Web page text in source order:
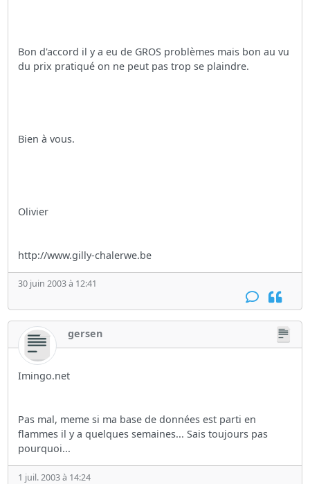
Bon d'accord il y a eu de GROS problèmes mais bon au vu
du prix pratiqué on ne peut pas trop se plaindre.
Bien à vous.
Olivier
http://www.gilly-chalerwe.be
30 juin 2003 à 12:41
gersen
Imingo.net
Pas mal, meme si ma base de données est parti en
flammes il y a quelques semaines... Sais toujours pas
pourquoi...
1 juil. 2003 à 14:24